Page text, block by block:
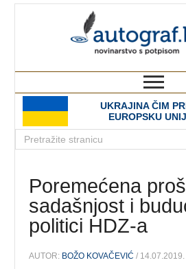
UKRAJINA ČIM
EUROPSKU
Poremećena
sadašnjost i
politici HDZ-a
AUTOR: BOŽO KOVAČEVIĆ / 14.07.2019.